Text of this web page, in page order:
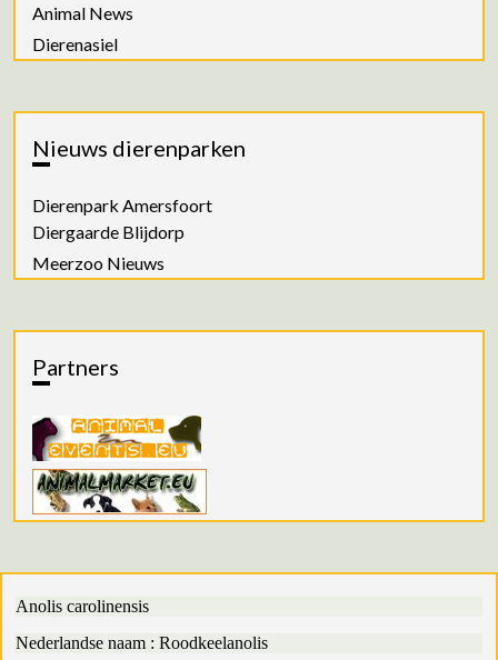
Animal News
Dierenasiel
Nieuws dierenparken
Dierenpark Amersfoort
Diergaarde Blijdorp
Meerzoo Nieuws
Partners
Anolis carolinensis
Nederlandse naam : Roodkeelanolis